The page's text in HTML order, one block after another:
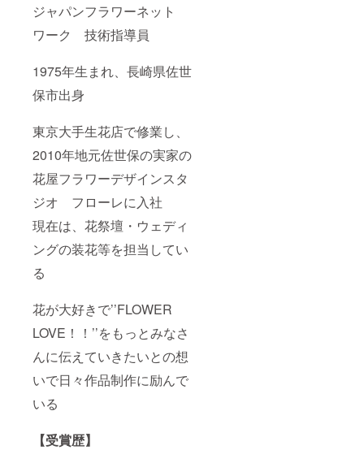
ジャパンフラワーネット
ワーク 技術指導員
1975年生まれ、長崎県佐世
保市出身
東京大手生花店で修業し、
2010年地元佐世保の実家の
花屋フラワーデザインスタ
ジオ フローレに入社
現在は、花祭壇・ウェディ
ングの装花等を担当してい
る
花が大好きで’’FLOWER
LOVE！！’’をもっとみなさ
んに伝えていきたいとの想
いで日々作品制作に励んで
いる
【受賞歴】